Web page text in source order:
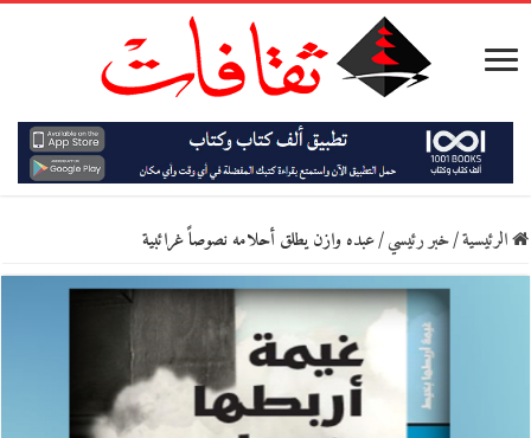
الرئيسية/خبر رئيسي/عبده وازن يطلق أحلامه نصوصاً غرائبية